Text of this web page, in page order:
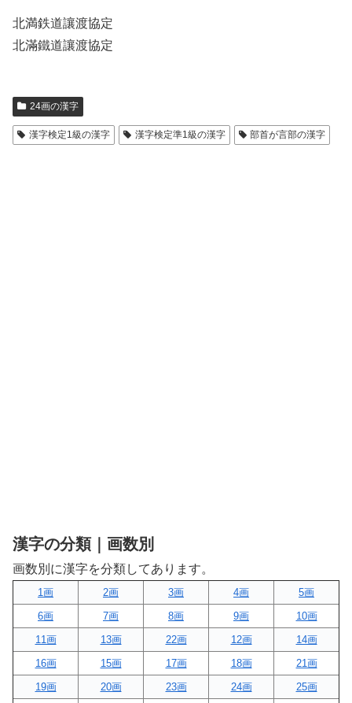
北満鉄道讓渡協定
北滿鐵道讓渡協定
24画の漢字
漢字検定1級の漢字 漢字検定準1級の漢字 部首が言部の漢字
漢字の分類｜画数別
画数別に漢字を分類してあります。
1画 2画 3画 4画
5画
6画
7画 8画 9画
10画
11画
13画 22画 12画
14画
16画
15画 17画 18画
21画
19画
20画 23画 24画
25画